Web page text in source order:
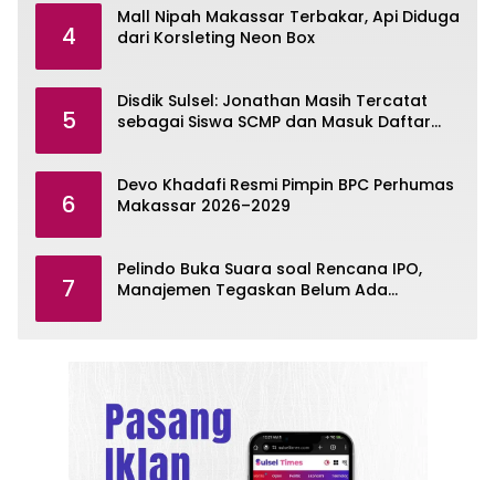
4
Mall Nipah Makassar Terbakar, Api Diduga
dari Korsleting Neon Box
5
Disdik Sulsel: Jonathan Masih Tercatat
sebagai Siswa SCMP dan Masuk Daftar
6
Devo Khadafi Resmi Pimpin BPC Perhumas
Makassar 2026–2029
7
Pelindo Buka Suara soal Rencana IPO,
Manajemen Tegaskan Belum Ada